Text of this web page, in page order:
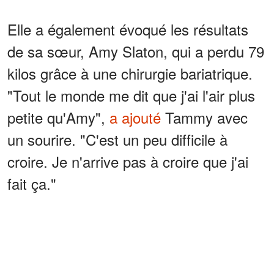
Elle a également évoqué les résultats
de sa sœur, Amy Slaton, qui a perdu 79
kilos grâce à une chirurgie bariatrique.
"Tout le monde me dit que j'ai l'air plus
petite qu'Amy", a ajouté Tammy avec
un sourire. "C'est un peu difficile à
croire. Je n'arrive pas à croire que j'ai
fait ça."